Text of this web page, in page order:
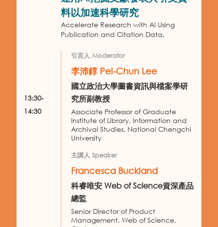
13:30-
14:30
料以加速科學研究
Accelerate Research with AI Using
Publication and Citation Data.
引言人 Moderator
李沛錞 Pei-Chun Lee
國立政治大學圖書資訊與檔案學研
究所副教授
Associate Professor of Graduate
Institute of Library, Information and
Archival Studies, National Chengchi
University
主講人 Speaker
Francesca Buckland
科睿唯安 Web of Science資深產品
總監
Senior Director of Product
Management, Web of Science,